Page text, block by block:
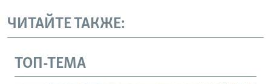
ЧИТАЙТЕ ТАКЖЕ:
ТОП-ТЕМА